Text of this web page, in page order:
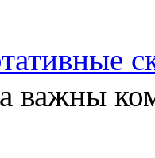
важны